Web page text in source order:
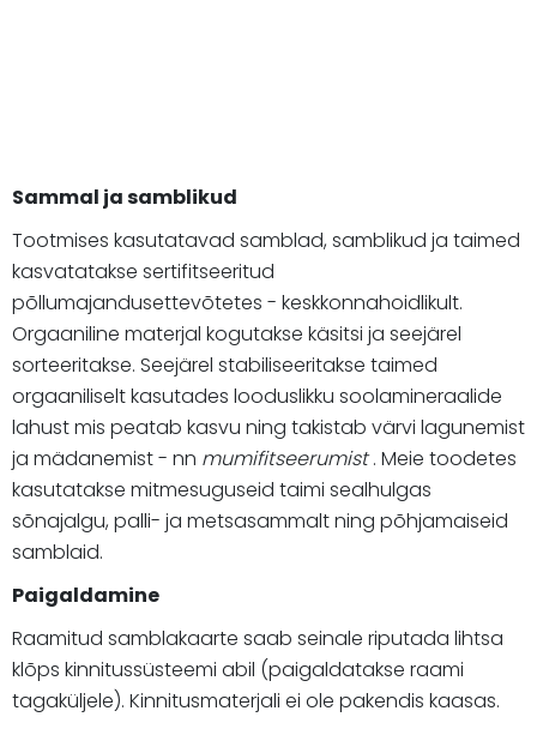
Sammal ja samblikud
Tootmises kasutatavad samblad, samblikud ja taimed
kasvatatakse sertifitseeritud
põllumajandusettevõtetes - keskkonnahoidlikult.
Orgaaniline materjal kogutakse käsitsi ja seejärel
sorteeritakse. Seejärel stabiliseeritakse taimed
orgaaniliselt kasutades looduslikku soolamineraalide
lahust mis peatab kasvu ning takistab värvi lagunemist
ja mädanemist - nn mumifitseerumist. Meie toodetes
kasutatakse mitmesuguseid taimi sealhulgas
sõnajalgu, palli- ja metsasammalt ning põhjamaiseid
samblaid.
Paigaldamine
Raamitud samblakaarte saab seinale riputada lihtsa
klõps kinnitussüsteemi abil (paigaldatakse raami
tagaküljele). Kinnitusmaterjali ei ole pakendis kaasas.